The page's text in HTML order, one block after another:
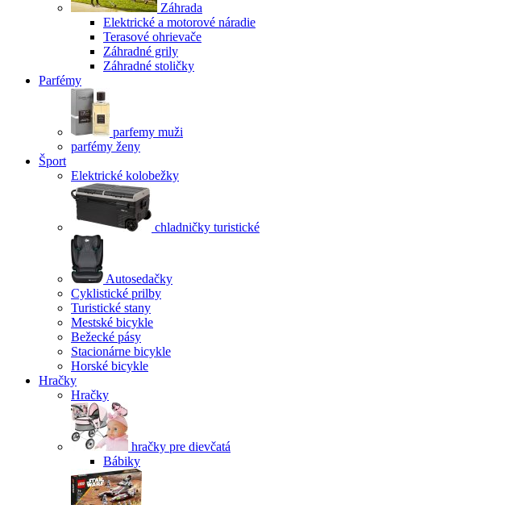
Záhrada
Elektrické a motorové náradie
Terasové ohrievače
Záhradné grily
Záhradné stoličky
Parfémy
parfemy muži
parfémy ženy
Šport
Elektrické kolobežky
chladničky turistické
Autosedačky
Cyklistické prilby
Turistické stany
Mestské bicykle
Bežecké pásy
Stacionárne bicykle
Horské bicykle
Hračky
Hračky
hračky pre dievčatá
Bábiky